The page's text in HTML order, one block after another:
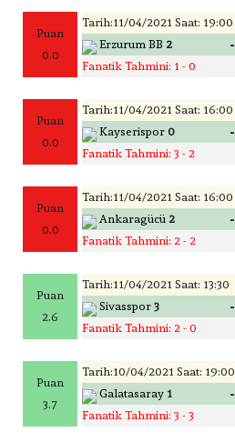
Puan
0.0
Tarih:11/04/2021 Saat: 19:00
Erzurum BB 2 -
Fanatik Tahmini: 1 - 0
Puan
0.0
Tarih:11/04/2021 Saat: 16:00
Kayserispor 0 -
Fanatik Tahmini: 3 - 2
Puan
0.0
Tarih:11/04/2021 Saat: 16:00
Ankaragücü 2 -
Fanatik Tahmini: 2 - 2
Puan
2.6
Tarih:11/04/2021 Saat: 13:30
Sivasspor 3 -
Fanatik Tahmini: 2 - 0
Puan
3.7
Tarih:10/04/2021 Saat: 19:00
Galatasaray 1 -
Fanatik Tahmini: 3 - 3